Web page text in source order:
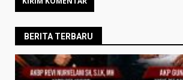
BERITA TERBARU